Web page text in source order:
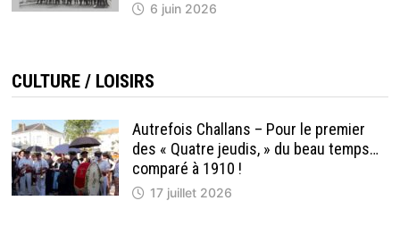
6 juin 2026
CULTURE / LOISIRS
Autrefois Challans – Pour le premier
des « Quatre jeudis, » du beau temps…
comparé à 1910 !
17 juillet 2026